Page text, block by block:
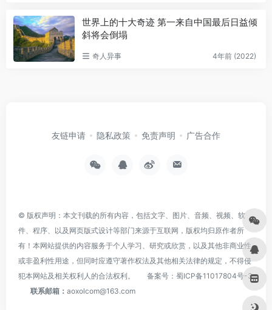
世界上的十大奇迹 第一来自中国最后日益倾
斜将会倒塌
奇人异事 4年前 (2022)
友链申请 隐私政策 免责声明 广告合作
© 版权声明：本文刊载的所有内容，包括文字、图片、音频、视频、软
件、程序、以及网页版式设计等部门来源于互联网，版权均归原作者所
有！本网站提供的内容服务于个人学习、研究或欣赏，以及其他非商业性
或非盈利性用途，但同时应遵守著作权法及其他相关法律的规定，不得侵
犯本网站及相关权利人的合法权利。
备案号： 蜀ICP备11017804号-3
联系邮箱： aoxolcom@163.com